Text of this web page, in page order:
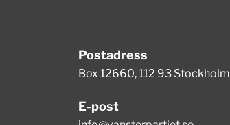
Postadress
Box 12660, 112 93 Stockholm
E-post